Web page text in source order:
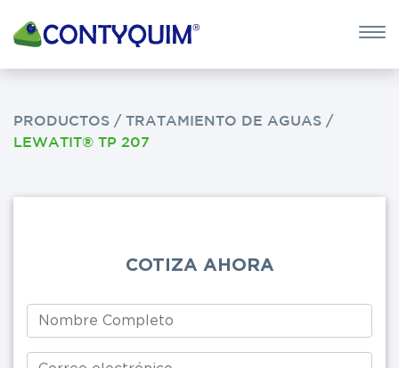
×
POTASA
PRODUCTOS / TRATAMIENTO DE AGUAS /
LEWATIT® TP 207
COTIZA AHORA